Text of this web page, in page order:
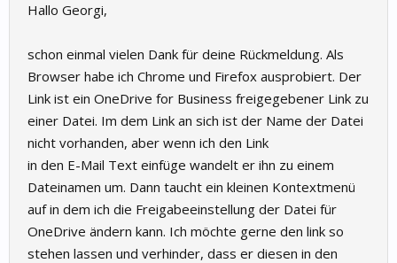
Hallo Georgi,
schon einmal vielen Dank für deine Rückmeldung. Als
Browser habe ich Chrome und Firefox ausprobiert. Der
Link ist ein OneDrive for Business freigegebener Link zu
einer Datei. Im dem Link an sich ist der Name der Datei
nicht vorhanden, aber wenn ich den Link
in den E-Mail Text einfüge wandelt er ihn zu einem
Dateinamen um. Dann taucht ein kleinen Kontextmenü
auf in dem ich die Freigabeeinstellung der Datei für
OneDrive ändern kann. Ich möchte gerne den link so
stehen lassen und verhinder, dass er diesen in den